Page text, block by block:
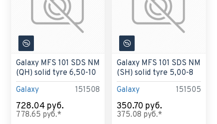
Galaxy 151508
Galaxy MFS 101 SDS NM
(QH) solid tyre 6,50-10
728.04 руб.
778.65 руб.*
Galaxy 151505
Galaxy MFS 101 SDS NM
(SH) solid tyre 5,00-8
350.70 руб.
375.08 руб.*